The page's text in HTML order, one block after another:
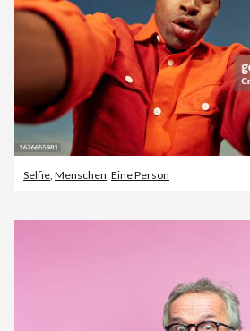
Selfie, Menschen, Eine Person